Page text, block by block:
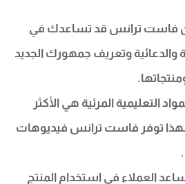
من فاست ترانس قد تساعدك في
والدعائية وتعريف جمهورك الجديد
التعليمية المرئية هي الأكثر
توفر فاست ترانس فيديوهات
العملاء في استخدام المنتج